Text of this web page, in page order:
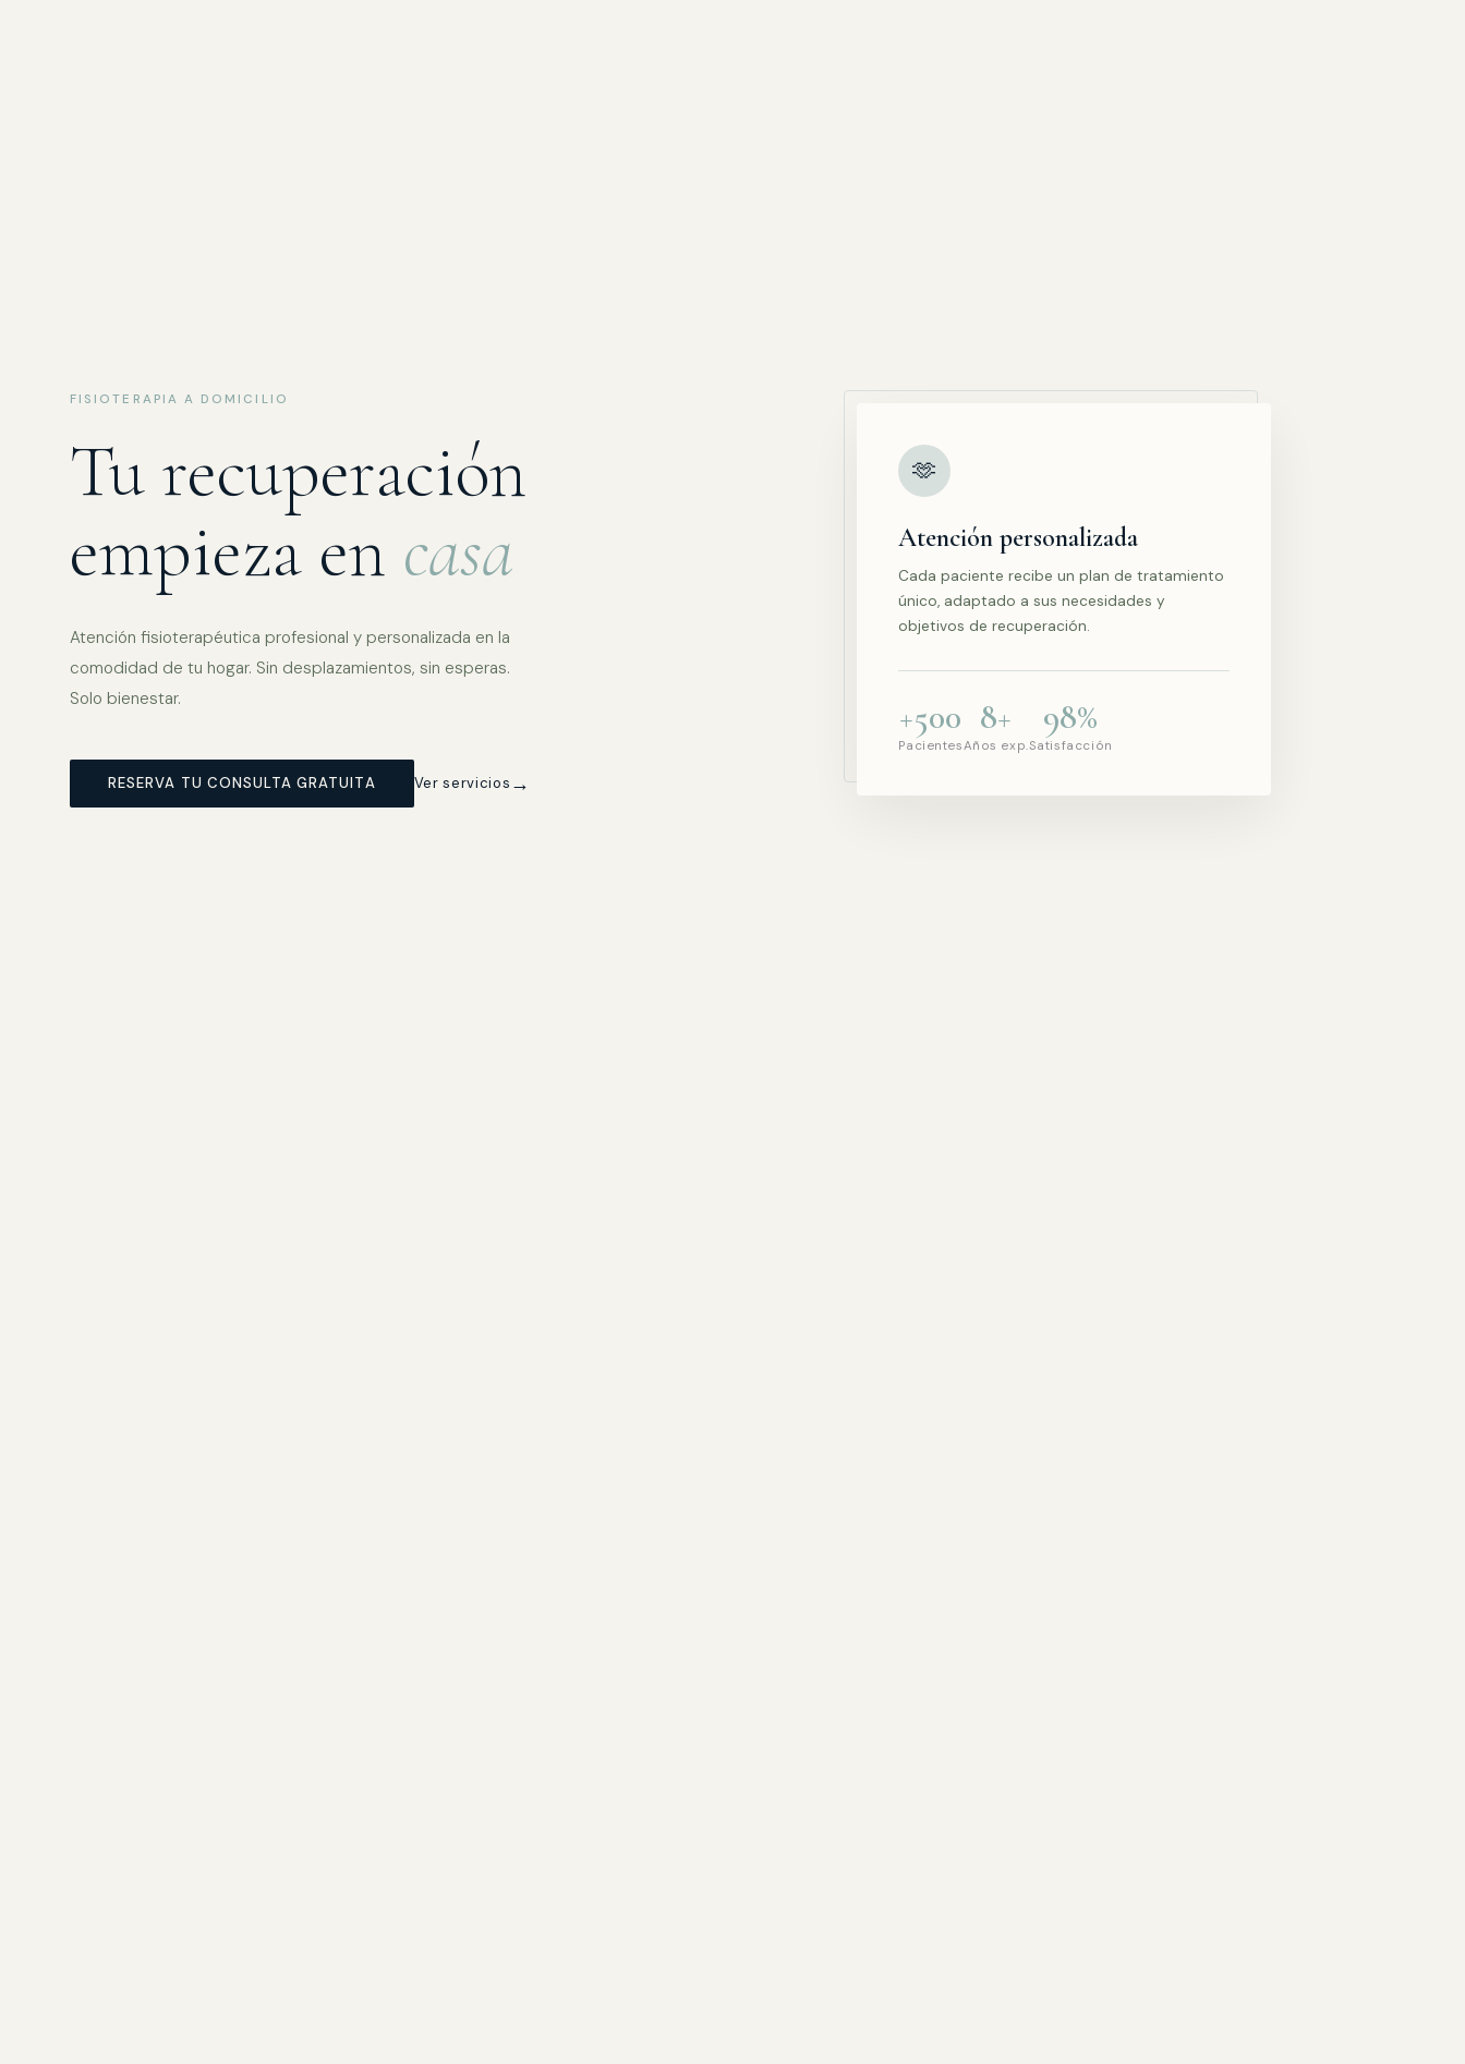
FISIOTERAPIA A DOMICILIO
Tu recuperación
empieza en casa
Atención fisioterapéutica profesional y personalizada en la
comodidad de tu hogar. Sin desplazamientos, sin esperas.
Solo bienestar.
RESERVA TU CONSULTA GRATUITA Ver servicios →
🫶
Atención personalizada
Cada paciente recibe un plan de tratamiento
único, adaptado a sus necesidades y
objetivos de recuperación.
+500
Pacientes
8+
Años exp.
98%
Satisfacción